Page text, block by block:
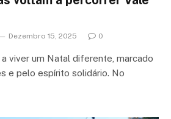
Dezembro 15, 2025 0
viver um Natal diferente, marcado
e pelo espírito solidário. No